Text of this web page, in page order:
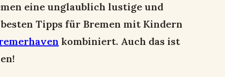
eine unglaublich lustige und
Tipps für Bremen mit Kindern
kombiniert. Auch das ist